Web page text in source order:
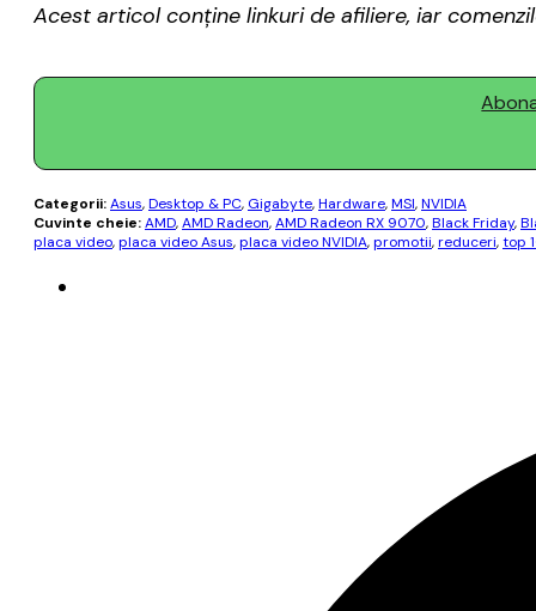
Acest articol conține linkuri de afiliere, iar
Categorii:Asus,Desktop & PC, Gigabyte,Hardware,MSI,NVIDIA
Cuvinte cheie:AMD,AMD Radeon,AMD Radeon RX 9070,Black Friday,
placa video,placa video Asus,placa video NVIDIA,promotii,reduceri,top